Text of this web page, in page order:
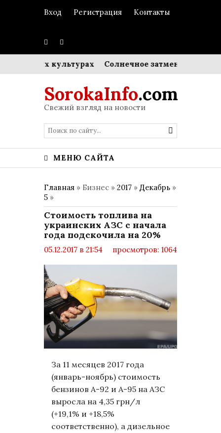
Вход Регистрация Контакты
в разных культурах Солнечное затмение и
SorokaInfo.com
Свежий взгляд на новости
МЕНЮ САЙТА
Главная » Бизнес » 2017 » Декабрь »
5 »
Стоимость топлива на
украинских АЗС с начала
года подскочила на 20%
05.12.2017 в 21:54
просмотров: 1064
За 11 месяцев 2017 года
(январь-ноябрь) стоимость
бензинов А-92 и А-95 на АЗС
выросла на 4,35 грн/л
(+19,1% и +18,5%
соответственно), а дизельное